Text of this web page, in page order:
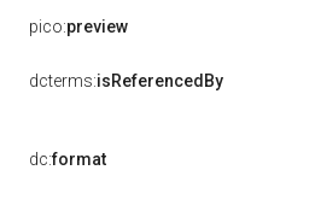
pico:preview
dcterms:isReferencedBy
dc:format